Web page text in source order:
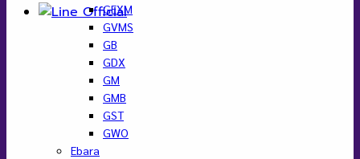
GEXM
GVMS
GB
GDX
GM
GMB
GST
GWO
Ebara